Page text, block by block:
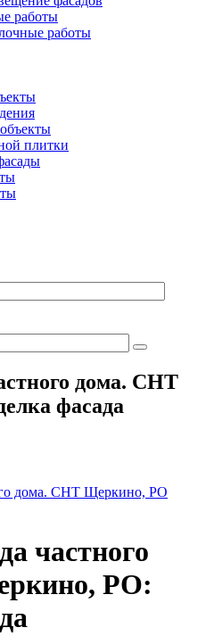
работы
работы
плитки
дома. СНТ
фасада
дома. СНТ Щеркино, РО
частного
РО: